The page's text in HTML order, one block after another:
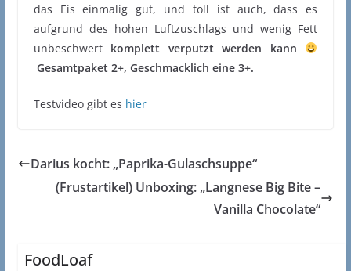
das Eis einmalig gut, und toll ist auch, dass es
aufgrund des hohen Luftzuschlags und wenig Fett
unbeschwert komplett verputzt werden kann
Gesamtpaket 2+, Geschmacklich eine 3+.
Testvideo gibt es hier
Darius kocht: „Paprika-Gulaschsuppe“
(Frustartikel) Unboxing: „Langnese Big Bite –
Vanilla Chocolate“
FoodLoaf